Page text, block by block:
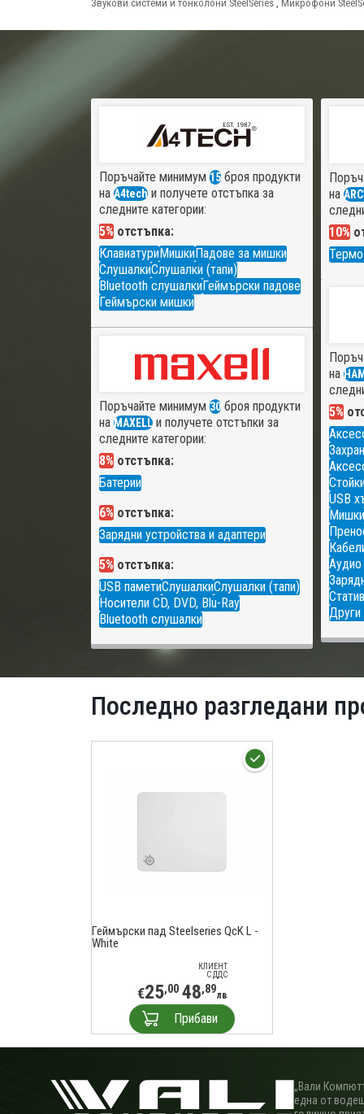
Звукови системи и тонколони SteelSeries
Микрофони
Поръчайте минимум 15 броя продукти
на A4tech и получете отстъпка за
следните категории:
5% отстъпка:
КлавиатуриМишкиПадове за мишки
СлушалкиСлушалки (тапи)
Bluetooth слушалкиГеймърски падове
Геймърски мишки
на
10%
Термо
на
5%
USB
Мишки
Аудио
Поръчайте минимум 30 броя продукти
на MAXELL и получете отстъпки за
следните категории:
8% отстъпка:
Батерии
6% отстъпка:
Зарядни устройства и адаптери
5% отстъпка:
USB паметиСлушалкиСлушалки (тапи)
Носители CD, DVD, Blu-Ray
Bluetooth слушалки
Последно разгледани
Геймърски пад Steelseries QcK L -
White
КЛИЕНТ
С ДДС
€25,00 48,89лв
Прибави
„Вали
една от